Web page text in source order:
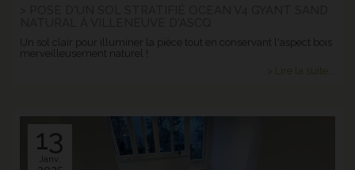
Un sol clair pour illuminer la pièce tout en conservant l'aspect bois
merveilleusement naturel !
> Lire la suite...
13
Janv.